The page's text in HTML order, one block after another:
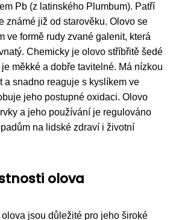
Pb (z latinského Plumbum). Patří
známé již od starověku. Olovo se
ve formě rudy zvané galenit, která
Chemicky je olovo stříbřitě šedé
měkké a dobře tavitelné. Má nízkou
a snadno reaguje s kyslíkem ve
jeho postupné oxidaci. Olovo
a jeho používání je regulováno
na lidské zdraví i životní
olova
jsou důležité pro jeho široké